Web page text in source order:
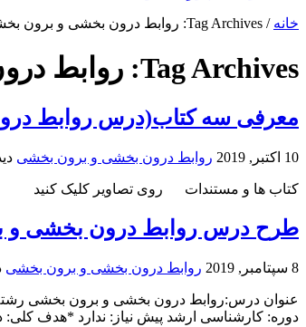
خانه / Tag Archives: روابط درون بخشی و برون بخشی
Tag Archives: روابط
معرفی سه کتاب(درس روابط
10 اکتبر, 2019 روابط درون بخشی و برون بخشی
کتاب ها و مستندات روی تصاویر کلیک کنید
طرح درس روابط درون بخشی و
8 سپتامبر, 2019 روابط درون بخشی و برون بخشی
دوره: کارشناسی ارشد پیش نیاز: ندارد *هدف کلی: